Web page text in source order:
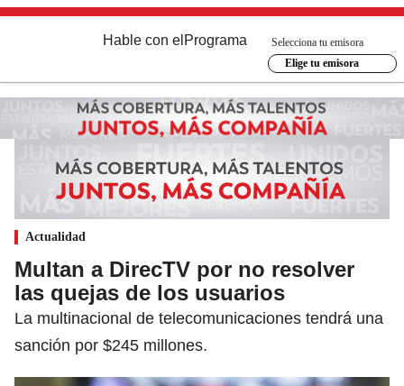
Hable con el Programa
Selecciona tu emisora
Elige tu emisora
Actualidad
Multan a DirecTV por no resolver
las quejas de los usuarios
La multinacional de telecomunicaciones tendrá una
sanción por $245 millones.